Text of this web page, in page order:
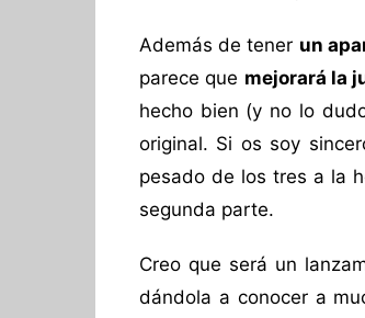
Además de tener un
parece que mejorará la
hecho bien (y no lo
original. Si os soy
pesado de los tres a la
segunda parte.
Creo que será un
dándola a conocer a